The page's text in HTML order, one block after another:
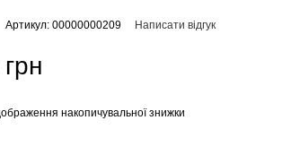
Артикул: 00000000209 Написати відгук
накопичувальної знижки